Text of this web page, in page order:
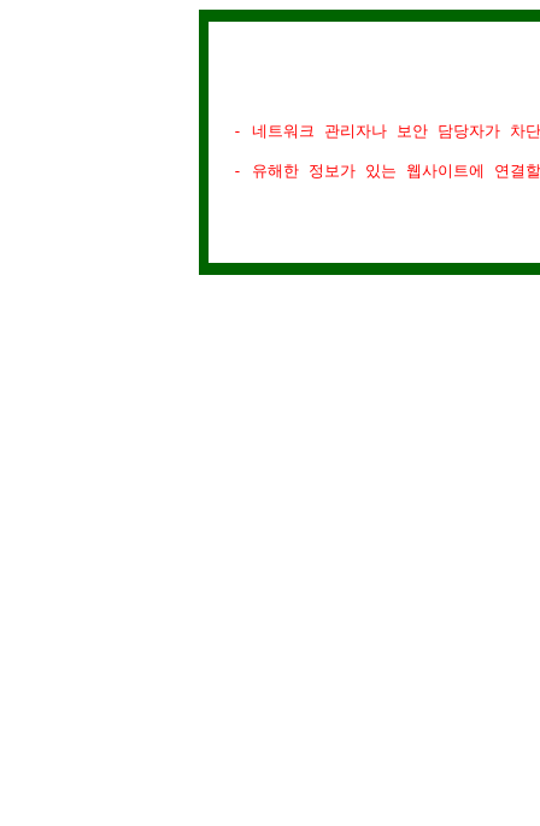
- 네트워크 관리자나 보안 담당자가 차
- 유해한 정보가 있는 웹사이트에 연결